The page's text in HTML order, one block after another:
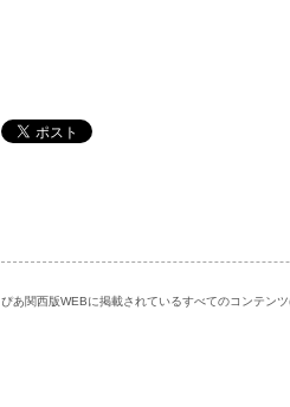
ぴあ関西版WEBに掲載されているすべてのコンテン